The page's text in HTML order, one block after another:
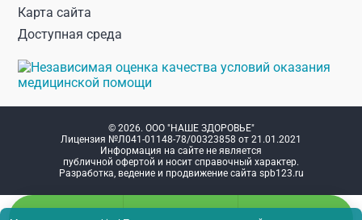
Карта сайта
Доступная среда
© 2026. ООО "НАШЕ ЗДОРОВЬЕ"
Лицензия №Л041-01148-78/00323858 от 21.01.2021
Информация на сайте не является
публичной офертой и носит справочный характер.
Разработка, ведение и продвижение сайта spb123.ru